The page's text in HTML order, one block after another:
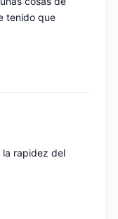
tenido que
la rapidez del